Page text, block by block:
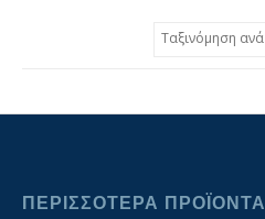
ΠΕΡΙΣΣΟΤΕΡΑ ΠΡΟΪΟΝΤΑ